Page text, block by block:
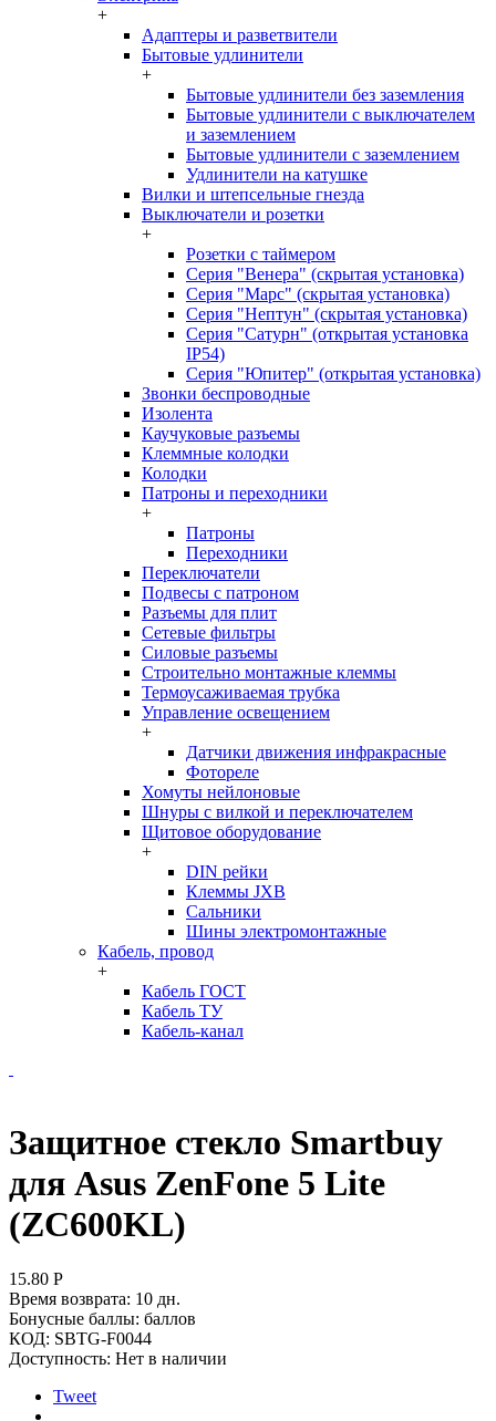
+
Адаптеры и разветвители
Бытовые удлинители
+
Бытовые удлинители без заземления
Бытовые удлинители с выключателем
и заземлением
Бытовые удлинители с заземлением
Удлинители на катушке
Вилки и штепсельные гнезда
Выключатели и розетки
+
Розетки с таймером
Серия "Венера" (скрытая установка)
Серия "Марс" (скрытая установка)
Серия "Нептун" (скрытая установка)
Серия "Сатурн" (открытая установка
IP54)
Серия "Юпитер" (открытая установка)
Звонки беспроводные
Изолента
Каучуковые разъемы
Клеммные колодки
Колодки
Патроны и переходники
+
Патроны
Переходники
Переключатели
Подвесы с патроном
Разъемы для плит
Сетевые фильтры
Силовые разъемы
Строительно монтажные клеммы
Термоусаживаемая трубка
Управление освещением
+
Датчики движения инфракрасные
Фотореле
Хомуты нейлоновые
Шнуры с вилкой и переключателем
Щитовое оборудование
+
DIN рейки
Клеммы JXB
Сальники
Шины электромонтажные
Кабель, провод
+
Кабель ГОСТ
Кабель ТУ
Кабель-канал
Защитное стекло Smartbuy
для Asus ZenFone 5 Lite
(ZC600KL)
15.80 Р
Время возврата: 10 дн.
Бонусные баллы: баллов
КОД: SBTG-F0044
Доступность: Нет в наличии
Tweet